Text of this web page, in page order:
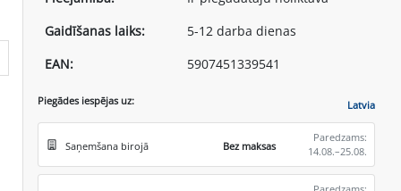
Gaidīšanas laiks:
5-12 darba dienas
EAN:
5907451339541
Piegādes iespējas uz: Latvia
Saņemšana birojā Bez maksas
Paredzams:
14.08.–25.08.